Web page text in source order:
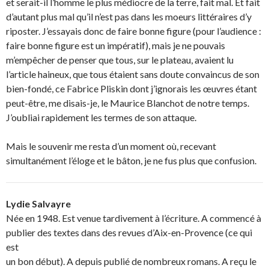
d’autant plus mal qu’il n’est pas dans les moeurs littéraires d’y
riposter. J’essayais donc de faire bonne figure (pour l’audience :
faire bonne figure est un impératif), mais je ne pouvais
m’empêcher de penser que tous, sur le plateau, avaient lu
l’article haineux, que tous étaient sans doute convaincus de son
bien-fondé, ce Fabrice Pliskin dont j’ignorais les œuvres étant
peut-être, me disais-je, le Maurice Blanchot de notre temps.
J’oubliai rapidement les termes de son attaque.
Mais le souvenir me resta d’un moment où, recevant
simultanément l’éloge et le bâton, je ne fus plus que confusion.
Lydie Salvayre
Née en 1948. Est venue tardivement à l’écriture. A commencé à
publier des textes dans des revues d’Aix-en-Provence (ce qui
est
un bon début). A depuis publié de nombreux romans. A reçu le